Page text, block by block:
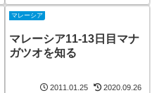
マレーシア
マレーシア11-13日目マナ
ガツオを知る
2011.01.25 2020.09.26